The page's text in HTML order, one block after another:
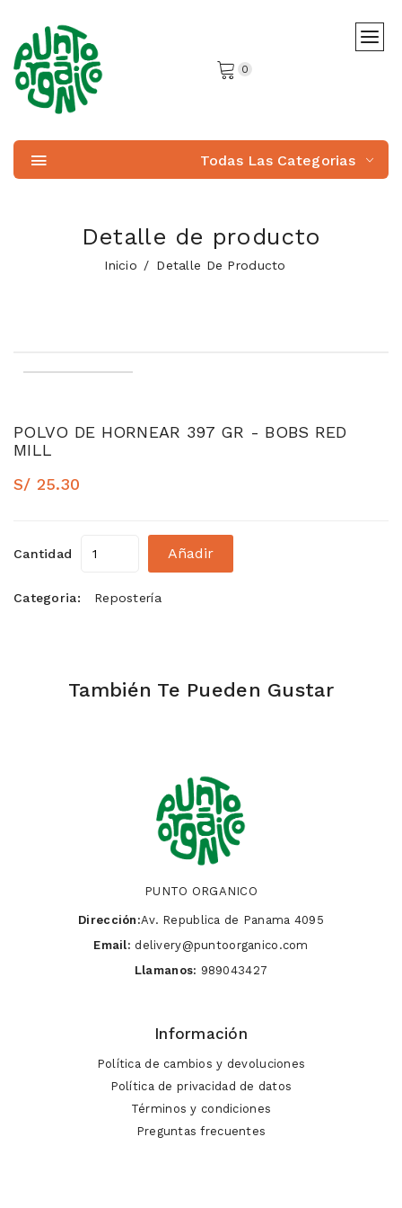
0
Todas Las Categorias
Detalle de producto
Inicio Detalle De Producto
POLVO DE HORNEAR 397 GR - BOBS RED
MILL
S/ 25.30
Cantidad Añadir
Categoria: Repostería
También Te Pueden Gustar
PUNTO ORGANICO
Dirección:Av. Republica de Panama 4095
Email: delivery@puntoorganico.com
Llamanos: 989043427
Información
Política de cambios y devoluciones
Política de privacidad de datos
Términos y condiciones
Preguntas frecuentes